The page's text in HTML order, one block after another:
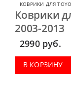
КОВРИКИ ДЛЯ
Коврики
2003-2013
2990 руб.
В КОРЗИНУ